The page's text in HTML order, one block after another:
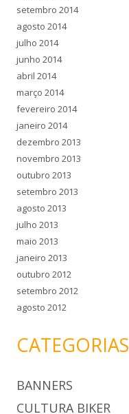
setembro 2014
agosto 2014
julho 2014
junho 2014
abril 2014
março 2014
fevereiro 2014
janeiro 2014
dezembro 2013
novembro 2013
outubro 2013
setembro 2013
agosto 2013
julho 2013
maio 2013
janeiro 2013
outubro 2012
setembro 2012
agosto 2012
CATEGORIAS
BANNERS
CULTURA BIKER